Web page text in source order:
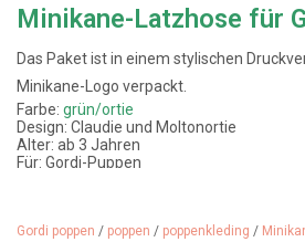
Minikane-Latzhose für
Das Paket ist in einem stylischen
Minikane-Logo verpackt.
Farbe: grün/ortie
Design: Claudie und Moltonortie
Alter: ab 3 Jahren
Für: Gordi-Puppen
Gordi poppen / poppen / poppenkleding /